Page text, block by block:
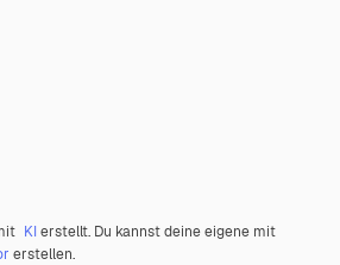
KIerstellt. Du kannst deine eigene mit
erstellen.